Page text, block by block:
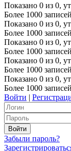
Показано 0 из 0,
Более 1000
Показано 0 из 0,
Более 1000
Показано 0 из 0,
Более 1000
Показано 0 из 0,
Более 1000
Показано 0 из 0,
Более 1000
Войти |
Забыли пароль?